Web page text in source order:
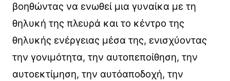
βοηθώντας να ενωθεί μια γυναίκα με τη
θηλυκή της πλευρά και το κέντρο της
θηλυκής ενέργειας μέσα της, ενισχύοντας
την γονιμότητα, την αυτοπεποίθηση, την
αυτοεκτίμηση, την αυτόαποδοχή, την